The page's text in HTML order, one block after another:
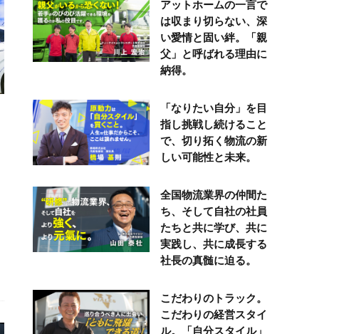
アットホームの一言で
は収まり切らない、深
い愛情と固い絆。「親
父」と呼ばれる理由に
納得。
「なりたい自分」を目
指し挑戦し続けること
で、切り拓く物流の新
しい可能性と未来。
全国物流業界の仲間た
ち、そして自社の社員
たちと共に学び、共に
実践し、共に成長する
社長の真髄に迫る。
こだわりのトラック。
こだわりの経営スタイ
ル。「自分スタイル」